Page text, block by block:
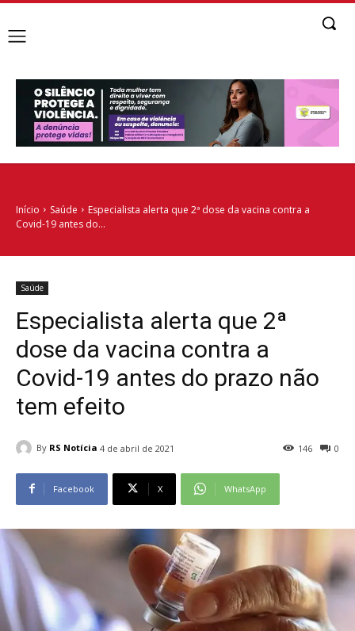
Início Saúde
Especialista alerta que 2ª dose da vacina contra a
Covid-19 antes do...
Saúde
Especialista alerta que 2ª
dose da vacina contra a
Covid-19 antes do prazo não
tem efeito
By RS Notícia 4 de abril de 2021 0
146
Facebook X WhatsApp